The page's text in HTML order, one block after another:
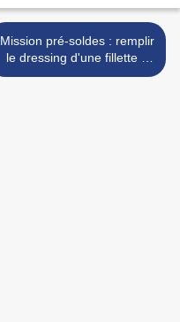
Mission pré-soldes : remplir
le dressing d'une fillette à
petits prix >